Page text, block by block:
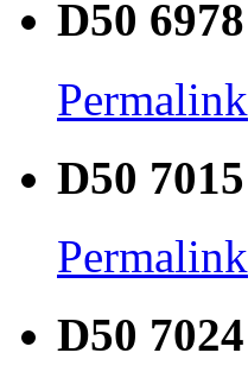
D50 6978
Permalink
D50 7015
Permalink
D50 7024